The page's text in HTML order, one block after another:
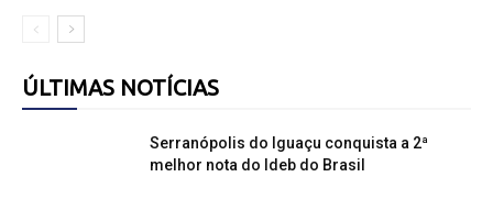
ÚLTIMAS NOTÍCIAS
Serranópolis do Iguaçu conquista a 2ª
melhor nota do Ideb do Brasil